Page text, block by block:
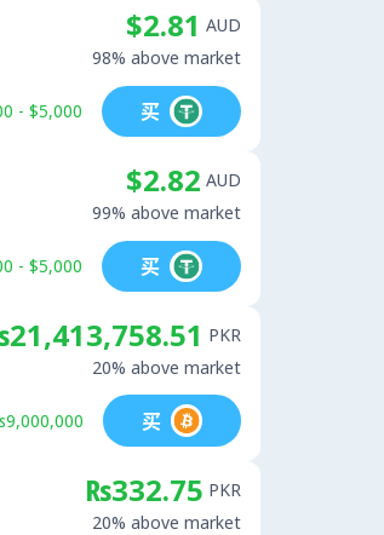
$2.81 AUD
98% above market
- $5,000 买
$2.82 AUD
99% above market
- $5,000 买
PKR
20% above market
买
₨332.75 PKR
20% above market